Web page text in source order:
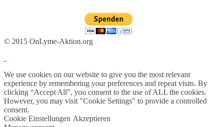
© 2015 OnLyme-Aktion.org
We use cookies on our website to give you the most relevant
experience by remembering your preferences and repeat visits. By
clicking “Accept All”, you consent to the use of ALL the cookies.
However, you may visit "Cookie Settings" to provide a controlled
consent.
Cookie Einstellungen Akzeptieren